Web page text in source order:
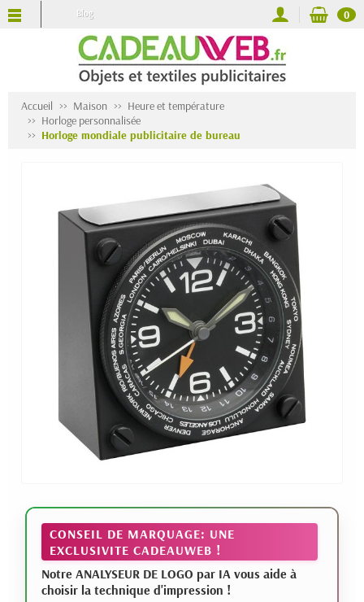
Blog 0
Accueil Maison
Heure et température
Horloge personnalisée
Horloge mondiale publicitaire de bureau
CONSEIL DE MARQUAGE: UNE
EXCLUSIVITE CADEAUWEB !
Notre ANALYSEUR DE LOGO par IA vous aide à
choisir la technique d'impression !